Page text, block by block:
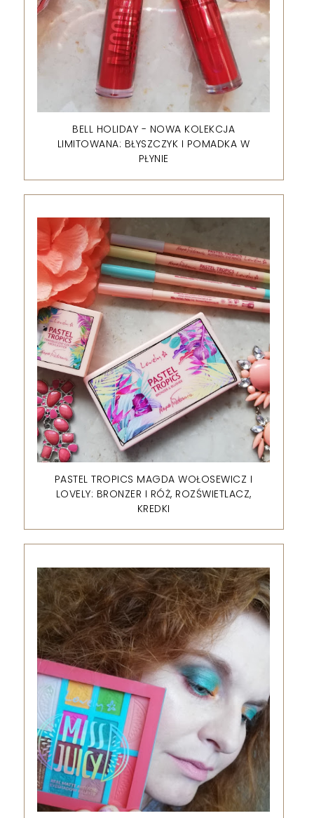
BELL HOLIDAY - NOWA KOLEKCJA
LIMITOWANA: BŁYSZCZYK I POMADKA W
PŁYNIE
PASTEL TROPICS MAGDA WOŁOSEWICZ I
LOVELY: BRONZER I RÓŻ, ROZŚWIETLACZ,
KREDKI